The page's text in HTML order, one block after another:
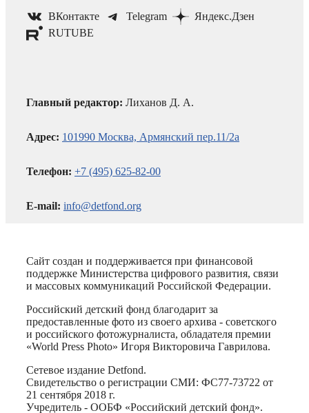
ВКонтакте Telegram
Яндекс.Дзен
RUTUBE
Главный редактор: Лиханов Д. А.
Адрес: 101990 Москва, Армянский пер.11/2а
Телефон: +7 (495) 625-82-00
E-mail: info@detfond.org
Сайт создан и поддерживается при финансовой
поддержке Министерства цифрового развития, связи
и массовых коммуникаций Российской Федерации.
Российский детский фонд благодарит за
предоставленные фото из своего архива - советского
и российского фотожурналиста, обладателя премии
«World Press Photo» Игоря Викторовича Гаврилова.
Сетевое издание Detfond.
Свидетельство о регистрации СМИ: ФС77-73722 от
21 сентября 2018 г.
Учредитель - ООБФ «Российский детский фонд».